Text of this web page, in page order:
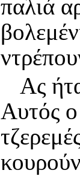
παλιά
Ας
Αυτός